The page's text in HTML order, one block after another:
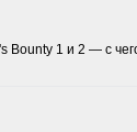
Bounty 1 и 2 — с